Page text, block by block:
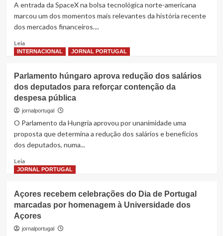
naval
e
expectativas
de
entre
EUA
e
A entrada da SpaceX na bolsa tecnológica norte-americana
marcou um dos momentos mais relevantes da história recente
dos mercados financeiros....
LeiaRead
more
Entra
em
Bolsa
e
os
Limites
do
Financeiro
Mundial
INTERNACIONAL JORNAL PORTUGAL
Parlamento húngaro aprova redução dos salários
dos deputados para reforçar contenção da
despesa pública
jornalportugal
O Parlamento da Hungria aprovou por unanimidade uma
proposta que determina a redução dos salários e benefícios
dos deputados, numa...
LeiaRead
more
húngaro
aprova
redução
dos
JORNAL PORTUGAL
Açores recebem celebrações do Dia de Portugal
marcadas por homenagem à Universidade dos
Açores
jornalportugal